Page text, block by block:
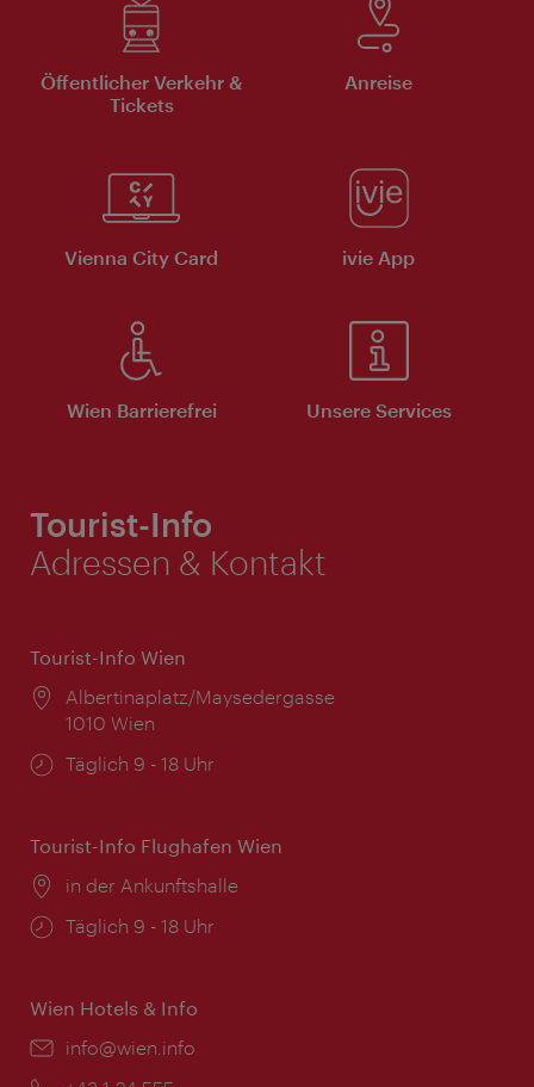
Öffentlicher Verkehr &
Tickets
Anreise
Vienna City Card ivie App
Wien Barrierefrei Unsere Services
Tourist-Info
Adressen & Kontakt
Tourist-Info Wien
Ort:
Albertinaplatz/Maysedergasse
1010 Wien
Öffnungszeiten:
Täglich 9 - 18 Uhr
Tourist-Info Flughafen Wien
Ort:
in der Ankunftshalle
Öffnungszeiten:
Täglich 9 - 18 Uhr
Wien Hotels & Info
Email:
info@wien.info